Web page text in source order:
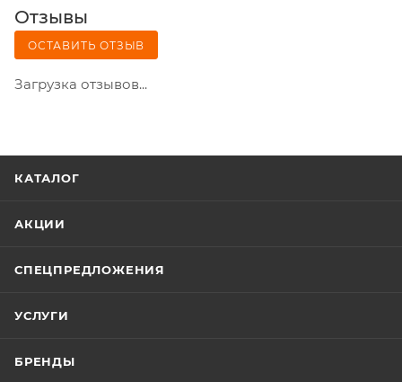
Отзывы
ОСТАВИТЬ ОТЗЫВ
Загрузка отзывов...
КАТАЛОГ
АКЦИИ
СПЕЦПРЕДЛОЖЕНИЯ
УСЛУГИ
БРЕНДЫ